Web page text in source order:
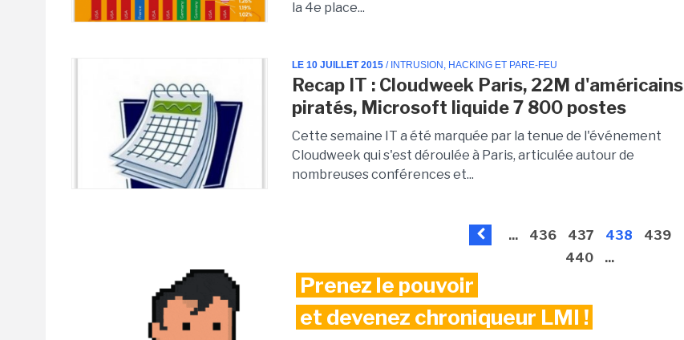
la 4e place...
LE 10 JUILLET 2015 / INTRUSION, HACKING ET PARE-FEU
Recap IT : Cloudweek Paris, 22M d'américains
piratés, Microsoft liquide 7 800 postes
Cette semaine IT a été marquée par la tenue de l'événement
Cloudweek qui s'est déroulée à Paris, articulée autour de
nombreuses conférences et...
... 436 437 438
439
440
...
Prenez le pouvoir
et devenez chroniqueur LMI !